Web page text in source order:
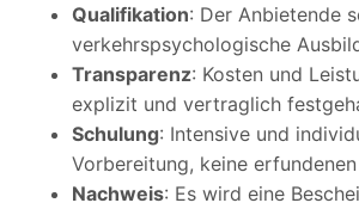
Qualifikation: Der Anbietende
verkehrspsychologische
Transparenz: Kosten und
explizit und vertraglich
Schulung: Intensive und
Vorbereitung, keine
Nachweis: Es wird eine